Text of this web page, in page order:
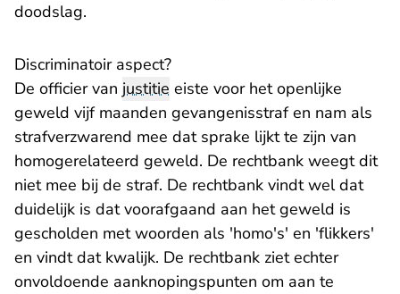
doodslag.
Discriminatoir aspect?
De officier van justitie eiste voor het openlijke
geweld vijf maanden gevangenisstraf en nam als
strafverzwarend mee dat sprake lijkt te zijn van
homogerelateerd geweld. De rechtbank weegt dit
niet mee bij de straf. De rechtbank vindt wel dat
duidelijk is dat voorafgaand aan het geweld is
gescholden met woorden als 'homo's' en 'flikkers'
en vindt dat kwalijk. De rechtbank ziet echter
onvoldoende aanknopingspunten om aan te